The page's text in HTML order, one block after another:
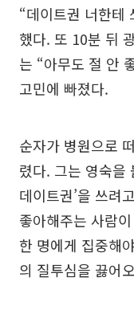
“데이트권 너한테
했다. 또 10분 뒤
는 “아무도 절 안
고민에 빠졌다.
순자가 병원으로
렸다. 그는 영숙을
데이트권’을 쓰려
좋아해주는 사람
한 명에게 집중해
의 질투심을 끓어